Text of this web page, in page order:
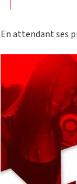
En attendant ses